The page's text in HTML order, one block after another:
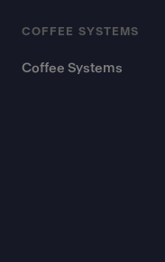
COFFEE SYSTEMS
Coffee Systems